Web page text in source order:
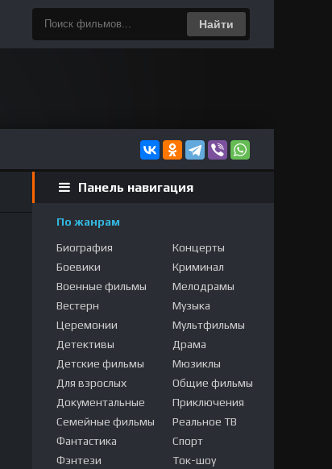
Найти
Панель навигация
По жанрам
Биография
Боевики
Военные фильмы
Вестерн
Церемонии
Детективы
Детские фильмы
Для взрослых
Документальные
Семейные фильмы
Фантастика
Фэнтези
Концерты
Криминал
Мелодрамы
Музыка
Мультфильмы
Драма
Мюзиклы
Общие фильмы
Приключения
Реальное ТВ
Спорт
Ток-шоу